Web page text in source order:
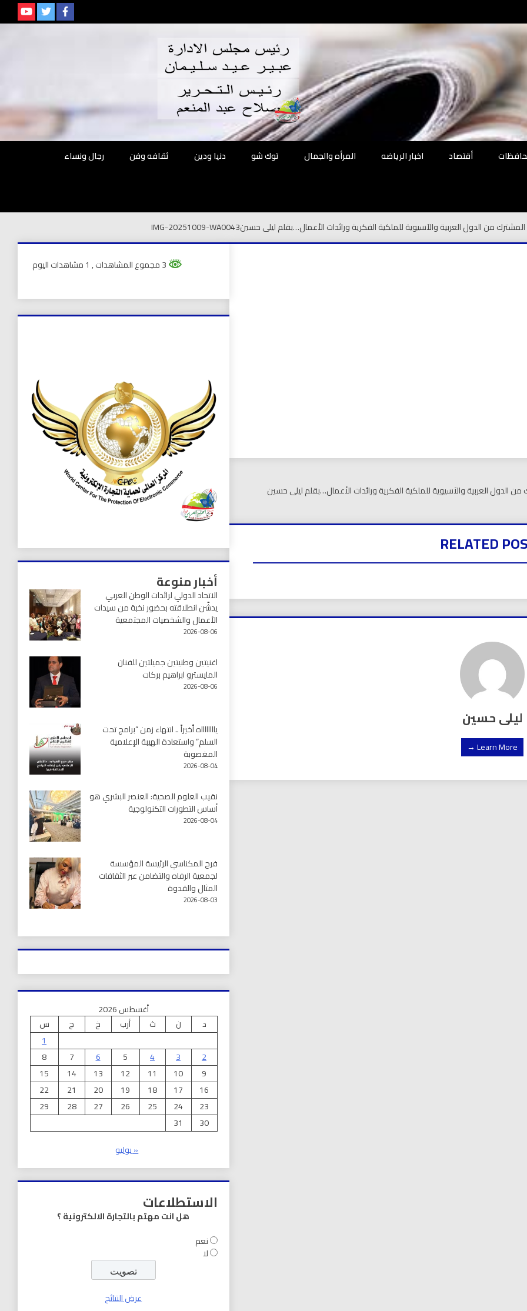
الحلم
أقتصاد اخبار الرياضه المرأه والجمال توك شو دنيا ودين ثقافه وفن رجال ونساء
من الدول العربية والآسيوية للملكية الفكرية ورائدات الأعمال…بقلم ليلى حسينIMG-20251009-WA0043
الدول العربية والآسيوية للملكية الفكرية ورائدات الأعمال…بقلم ليلى حسين
RELATED
ليلى حسين
Learn More →
, 1 مشاهدات اليوم
أخبار منوعة
الاتحاد الدولي لرائدات الوطن العربي
يدشّن انطلاقته بحضور نخبة من سيدات
الأعمال والشخصيات المجتمعية
2026-08-06
اغنيتين وطنيتين جميلتين للفنان
المايسترو ابراهيم بركات
2026-08-06
يااااااااه أخيراً .. انتهاء زمن “برامج تحت
السلم” واستعادة الهيبة الإعلامية
المغصوبة
2026-08-04
نقيب العلوم الصحية: العنصر البشري هو
أساس التطورات التكنولوجية
2026-08-04
فرح المكناسي الرئيسة المؤسسة
لجمعية الرفاه والتضامن عبر الثقافات
المثال والقدوة
2026-08-03
أغسطس 2026
د
ن ث أرب خ ج
س
1
2
3
4
5
6
7
8
9
10
11
12
13
14
15
16
17
18
19
20
21
22
23
24
25
26
27
28
29
30
31
« يوليو
الاستطلاعات
هل انت مهتم بالتجارة الالكترونية ؟
نعم
لا
عرض النتائج